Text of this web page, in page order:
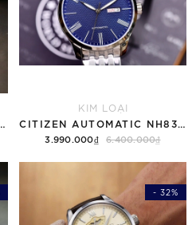
KIM LOẠI
3.990.000₫ 6.400.000₫
- 32%